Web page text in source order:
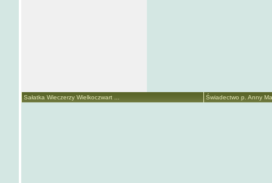
Sałatka Wieczerzy Wielkoczwart ... Świadectwo p. Anny